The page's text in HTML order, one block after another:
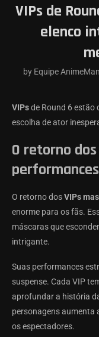
VIPs de
elenco
by Equipe
VIPsde Round 6 estão
escolha de ator
O retorno
O retorno dosVIPs
enorme para os fãs.
máscaras que
intrigante.
Suas performances
suspense. Cada VIP
aprofundar a história
personagens aumenta
os espectadores.